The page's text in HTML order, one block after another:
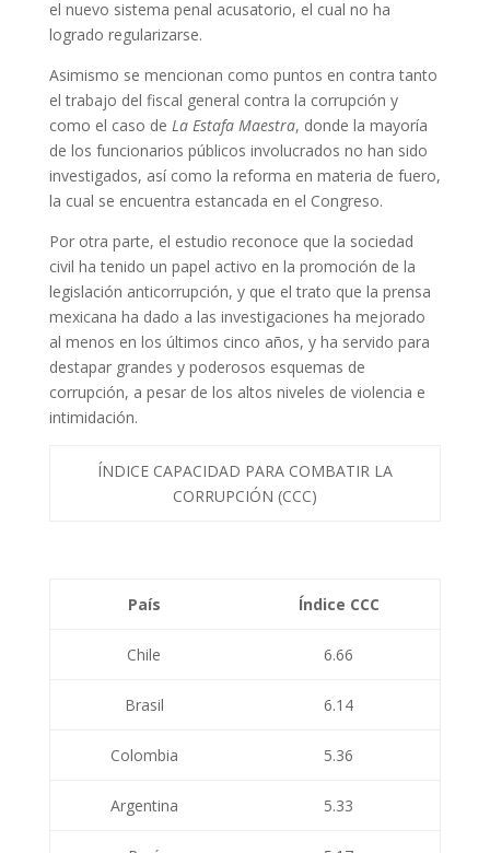
el nuevo sistema penal acusatorio, el cual no ha
logrado regularizarse.
Asimismo se mencionan como puntos en contra tanto
el trabajo del fiscal general contra la corrupción y
como el caso de La Estafa Maestra, donde la mayoría
de los funcionarios públicos involucrados no han sido
investigados, así como la reforma en materia de fuero,
la cual se encuentra estancada en el Congreso.
Por otra parte, el estudio reconoce que la sociedad
civil ha tenido un papel activo en la promoción de la
legislación anticorrupción, y que el trato que la prensa
mexicana ha dado a las investigaciones ha mejorado
al menos en los últimos cinco años, y ha servido para
destapar grandes y poderosos esquemas de
corrupción, a pesar de los altos niveles de violencia e
intimidación.
ÍNDICE CAPACIDAD PARA COMBATIR LA
CORRUPCIÓN (CCC)
País Índice CCC
Chile 6.66
Brasil 6.14
Colombia 5.36
Argentina 5.33